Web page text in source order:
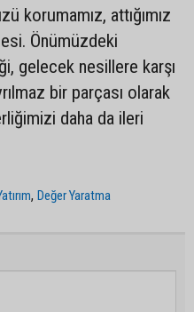
korumamız, attığımız
Önümüzdeki
gelecek nesillere karşı
bir parçası olarak
daha da ileri
,Değer Yaratma